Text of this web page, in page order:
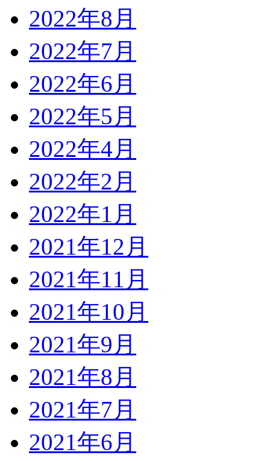
2022年8月
2022年7月
2022年6月
2022年5月
2022年4月
2022年2月
2022年1月
2021年12月
2021年11月
2021年10月
2021年9月
2021年8月
2021年7月
2021年6月